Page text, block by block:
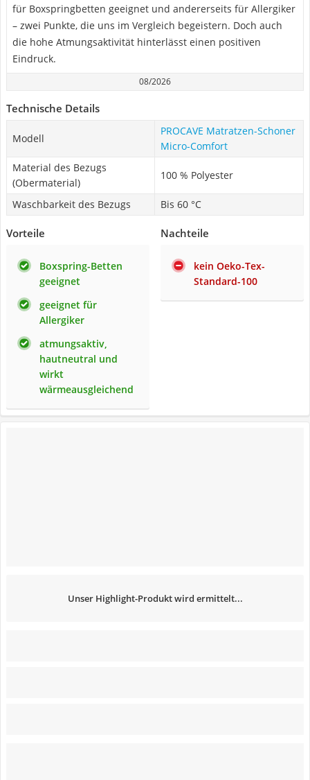
für Boxspringbetten geeignet und andererseits für Allergiker
– zwei Punkte, die uns im Vergleich begeistern. Doch auch
die hohe Atmungsaktivität hinterlässt einen positiven
Eindruck.
08/2026
Technische Details
Modell
PROCAVE Matratzen-Schoner
Micro-Comfort
Material des Bezugs
(Obermaterial)
100 % Polyester
Waschbarkeit des Bezugs Bis 60 °C
Vorteile
Boxspring-Betten
geeignet
geeignet für
Allergiker
atmungsaktiv,
hautneutral und
wirkt
wärmeausgleichend
Nachteile
kein Oeko-Tex-
Standard-100
Unser Highlight-Produkt wird ermittelt...